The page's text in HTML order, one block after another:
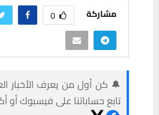
مشاركة 0
🔔 كن أول من يعرف الأخبار
تابع حساباتنا على فيسبوك